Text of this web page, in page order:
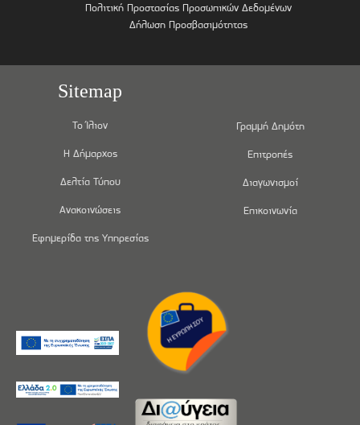
Πολιτική Προστασίας Προσωπικών Δεδομένων
Δήλωση Προσβασιμότητας
Sitemap
Το Ίλιον
Η Δήμαρχος
Δελτία Τύπου
Ανακοινώσεις
Εφημερίδα της Υπηρεσίας
Γραμμή Δημότη
Επιτροπές
Διαγωνισμοί
Επικοινωνία